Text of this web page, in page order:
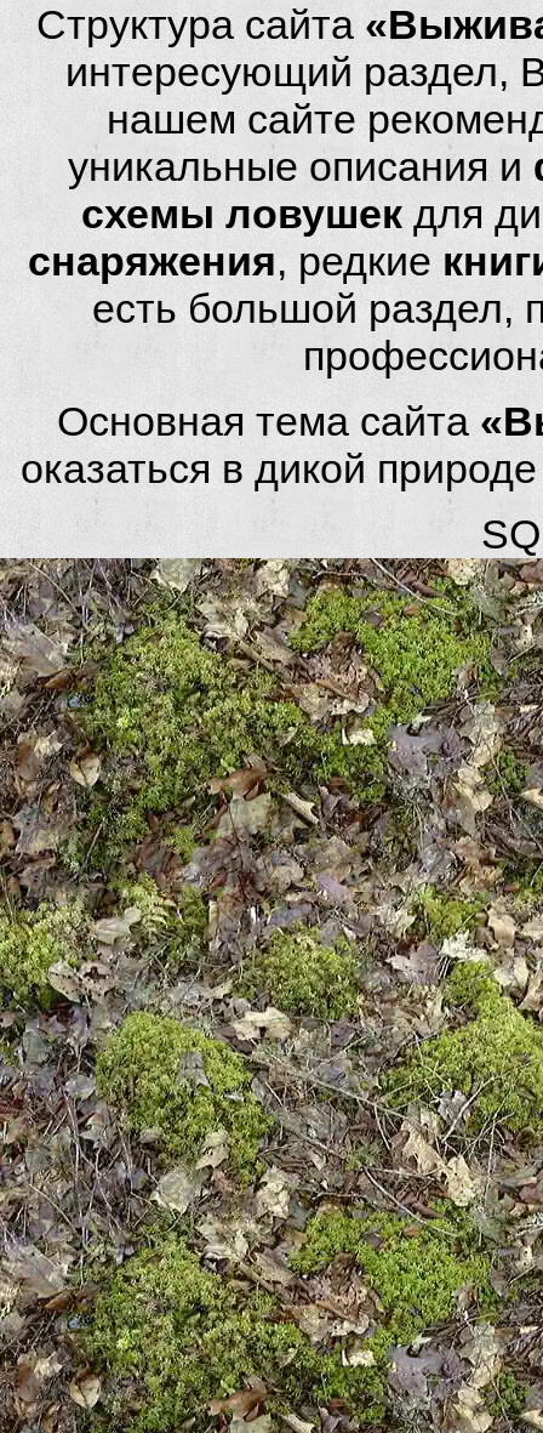
Структура сайта
интересующий раздел,
нашем сайте
уникальные описания и
схемы ловушек для
снаряжения, редкие
есть большой
Основная тема сайта
оказаться в дикой